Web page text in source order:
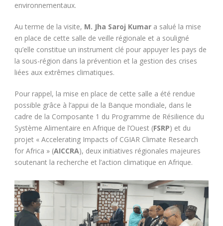
environnementaux.
Au terme de la visite, M. Jha Saroj Kumar a salué la mise
en place de cette salle de veille régionale et a souligné
qu’elle constitue un instrument clé pour appuyer les pays de
la sous-région dans la prévention et la gestion des crises
liées aux extrêmes climatiques.
Pour rappel, la mise en place de cette salle a été rendue
possible grâce à l’appui de la Banque mondiale, dans le
cadre de la Composante 1 du Programme de Résilience du
Système Alimentaire en Afrique de l’Ouest (FSRP) et du
projet « Accelerating Impacts of CGIAR Climate Research
for Africa » (AICCRA), deux initiatives régionales majeures
soutenant la recherche et l’action climatique en Afrique.